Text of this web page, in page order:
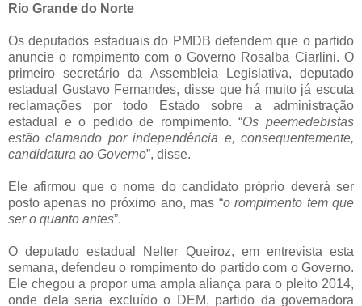
Rio Grande do Norte
Os deputados estaduais do PMDB defendem que o partido
anuncie o rompimento com o Governo Rosalba Ciarlini. O
primeiro secretário da Assembleia Legislativa, deputado
estadual Gustavo Fernandes, disse que há muito já escuta
reclamações por todo Estado sobre a administração
estadual e o pedido de rompimento. “Os peemedebistas
estão clamando por independência e, consequentemente,
candidatura ao Governo”, disse.
Ele afirmou que o nome do candidato próprio deverá ser
posto apenas no próximo ano, mas “o rompimento tem que
ser o quanto antes”.
O deputado estadual Nelter Queiroz, em entrevista esta
semana, defendeu o rompimento do partido com o Governo.
Ele chegou a propor uma ampla aliança para o pleito 2014,
onde dela seria excluído o DEM, partido da governadora